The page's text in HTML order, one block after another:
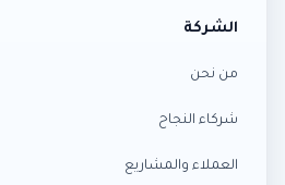
الشركة
من نحن
شركاء النجاح
العملاء والمشاريع